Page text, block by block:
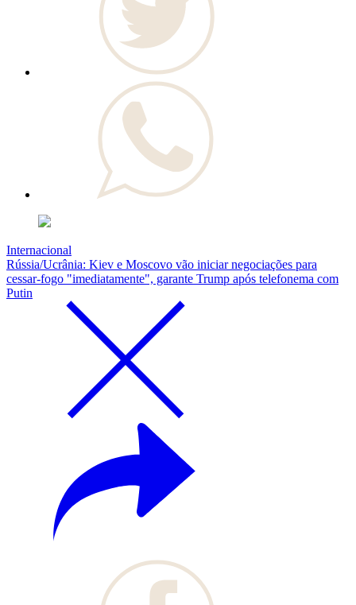
Internacional
Rússia/Ucrânia: Kiev e Moscovo vão iniciar negociações para
cessar-fogo "imediatamente", garante Trump após telefonema com
Putin